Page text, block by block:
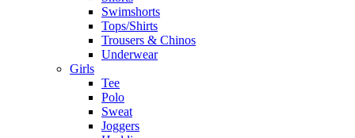
Swimshorts
Tops/Shirts
Trousers & Chinos
Underwear
Girls
Tee
Polo
Sweat
Joggers